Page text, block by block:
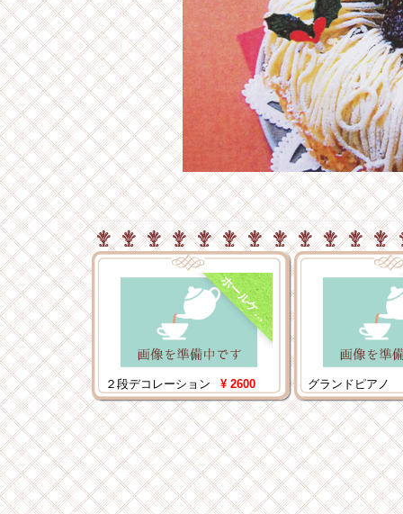
ホ
ー
ル
ケ
ー
キ
２段デコレーション ¥ 2600 グランドピアノ